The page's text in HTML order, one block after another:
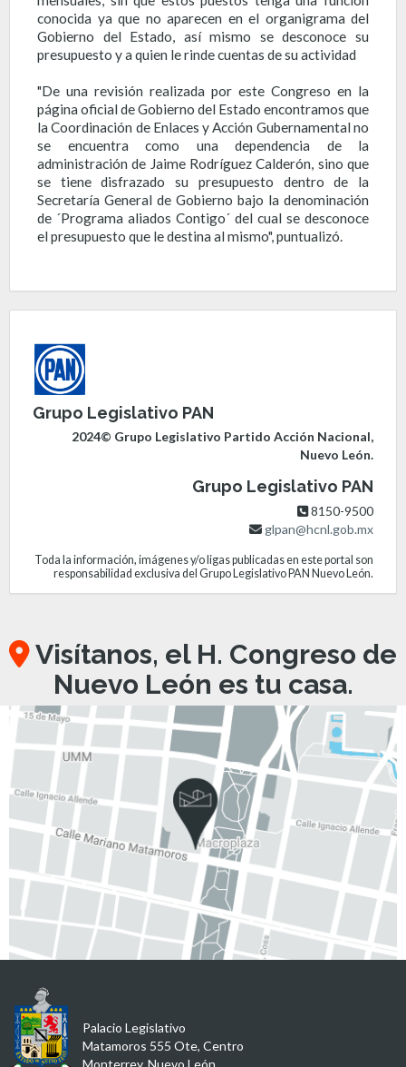
conocida ya que no aparecen en el organigrama del
Gobierno del Estado, así mismo se desconoce su
presupuesto y a quien le rinde cuentas de su actividad
"De una revisión realizada por este Congreso en la
página oficial de Gobierno del Estado encontramos que
la Coordinación de Enlaces y Acción Gubernamental no
se encuentra como una dependencia de la
administración de Jaime Rodríguez Calderón, sino que
se tiene disfrazado su presupuesto dentro de la
Secretaría General de Gobierno bajo la denominación
de ´Programa aliados Contigo´ del cual se desconoce
el presupuesto que le destina al mismo", puntualizó.
Grupo Legislativo PAN
2024© Grupo Legislativo Partido Acción Nacional,
Nuevo León.
Grupo Legislativo PAN
8150-9500
glpan@hcnl.gob.mx
Toda la información, imágenes y/o ligas publicadas en este portal son
responsabilidad exclusiva del Grupo Legislativo PAN Nuevo León.
Visítanos, el H. Congreso de
Nuevo León es tu casa.
Palacio Legislativo
Matamoros 555 Ote, Centro